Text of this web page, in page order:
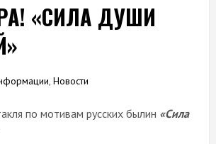
«СИЛА ДУШИ
, Новости
по мотивам русских былин «Сила